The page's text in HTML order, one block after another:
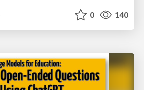
0 140